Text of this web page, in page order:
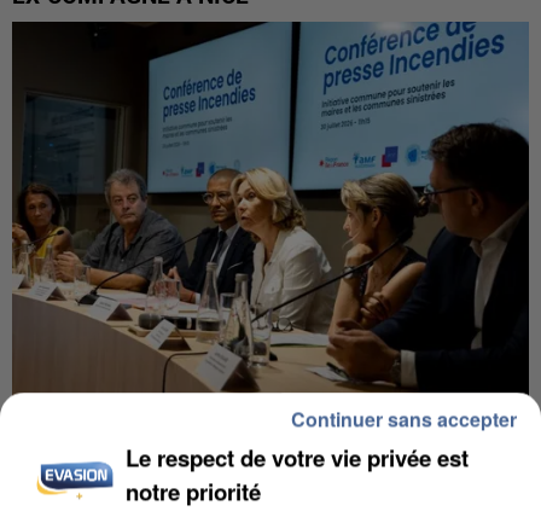
INCENDIES : L’ÎLE-DE-FRANCE LANCE UN ÉLAN
DE SOLIDARITÉ AVEC LES...
Le respect de votre vie privée est
notre priorité
Continuer sans accepter